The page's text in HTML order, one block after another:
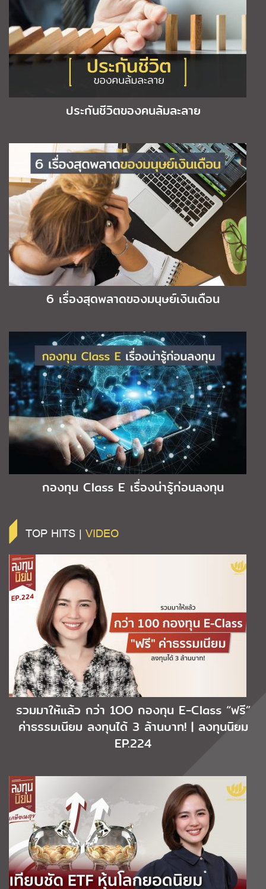
ประกันชีวิตของคนล้มละลาย
6 เรื่องสุดพลาดของมนุษย์เงินเดือน
กองทุน Class E เรื่องน่ารู้ก่อนลงทุน
TOP HITS | VIDEO
รวมมาให้แล้ว กว่า 1OO กองทุน E-Class “ฟรี”
ค่าธรรมเนียม ลงทุนได้ 3 ล้านบาท! | ลงทุนนิยม
EP.224